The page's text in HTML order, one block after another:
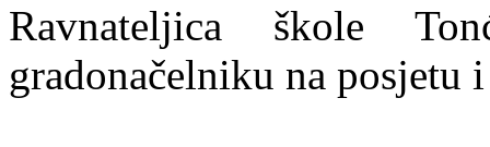
Ravnateljica škole
gradonačelniku na